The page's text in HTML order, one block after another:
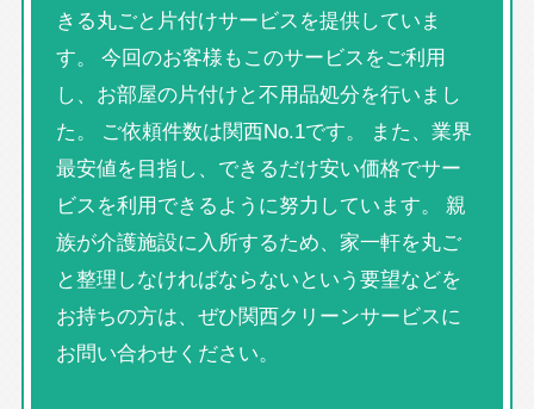
きる丸ごと片付けサービスを提供していま
す。 今回のお客様もこのサービスをご利用
し、お部屋の片付けと不用品処分を行いまし
た。 ご依頼件数は関西No.1です。 また、業界
最安値を目指し、できるだけ安い価格でサー
ビスを利用できるように努力しています。 親
族が介護施設に入所するため、家一軒を丸ご
と整理しなければならないという要望などを
お持ちの方は、ぜひ関西クリーンサービスに
お問い合わせください。